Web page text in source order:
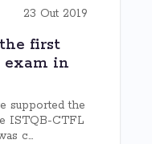
23 Out 2019
first
exam in
supported the
ISTQB-CTFL
c...